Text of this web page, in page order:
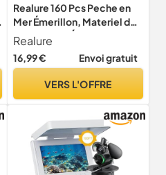
Realure 160 Pcs Peche en
Mer Émerillon, Materiel de
Peche avec Émerillon
Realure
16,99 € Envoi gratuit
VERS L'OFFRE